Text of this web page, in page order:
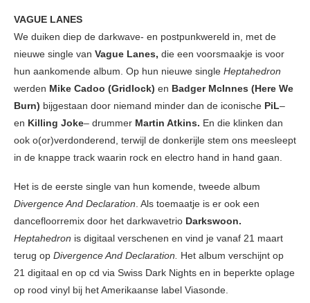
VAGUE LANES
We duiken diep de darkwave- en postpunkwereld in, met de
nieuwe single van Vague Lanes, die een voorsmaakje is voor
hun aankomende album. Op hun nieuwe single Heptahedron
werden Mike Cadoo (Gridlock) en Badger McInnes (Here We
Burn) bijgestaan door niemand minder dan de iconische PiL–
en Killing Joke– drummer Martin Atkins. En die klinken dan
ook o(or)verdonderend, terwijl de donkerijle stem ons meesleept
in de knappe track waarin rock en electro hand in hand gaan.
Het is de eerste single van hun komende, tweede album
Divergence And Declaration . Als toemaatje is er ook een
dancefloorremix door het darkwavetrio Darkswoon.
Heptahedron is digitaal verschenen en vind je vanaf 21 maart
terug op Divergence And Declaration. Het album verschijnt op
21 digitaal en op cd via Swiss Dark Nights en in beperkte oplage
op rood vinyl bij het Amerikaanse label Viasonde.